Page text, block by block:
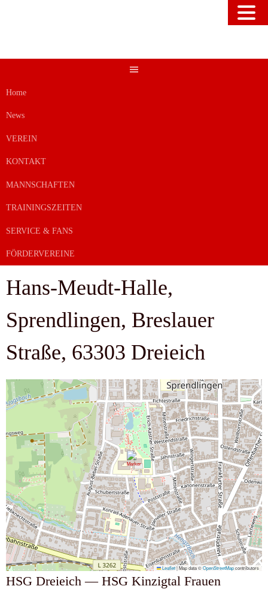
Inhalt
Home
News
VEREIN
KONTAKT
MANNSCHAFTEN
TRAININGSZEITEN
SERVICE & FANS
FÖRDERVEREINE
Hans-Meudt-Halle,
Sprendlingen, Breslauer
Straße, 63303 Dreieich
Leaflet|Map data ©OpenStreetMapcontributors
HSG Dreieich — HSG Kinzigtal Frauen